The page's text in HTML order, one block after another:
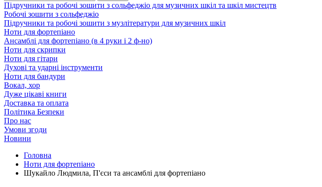
Підручники та робочі зошити з сольфеджіо для музичних шкіл та шкіл мистецтв
Робочі зошити з сольфеджіо
Підручники та робочі зошити з музлітератури для музичних шкіл
Ноти для фортепіано
Ансамблі для фортепіано (в 4 руки і 2 ф-но)
Ноти для скрипки
Ноти для гітари
Духові та ударні інструменти
Ноти для бандури
Вокал, хор
Дуже цікаві книги
Доставка та оплата
Політика Безпеки
Про нас
Умови згоди
Новини
Головна
Ноти для фортепіано
Шукайло Людмила, П'єси та ансамблі для фортепіано